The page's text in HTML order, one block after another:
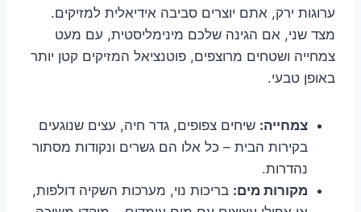
ערוגות ירק, אתם יוצרים סביבה אידיאלית למזיקים.
מצד שני, אם הגינה שלכם מינימליסטית, עם מעט
צמחייה ושטחים מרוצפים, פוטנציאל המזיקים קטן יותר
באופן טבעי.
צמחייה: שיחים צפופים, גדר חיה, עצים שנוגעים
בקירות הבית – כל אלו הם גשרים ונקודות מסתור
נהדרות.
מקורות מים: בריכות נוי, מערכות השקיה דולפות,